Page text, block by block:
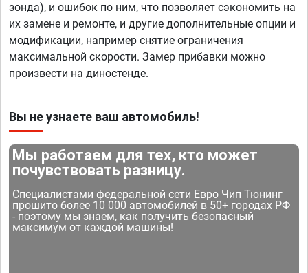
зонда), и ошибок по ним, что позволяет сэкономить на
их замене и ремонте, и другие дополнительные опции и
модификации, например снятие ограничения
максимальной скорости. Замер прибавки можно
произвести на диностенде.
Вы не узнаете ваш автомобиль!
Мы работаем для тех, кто может
почувствовать разницу.
Специалистами федеральной сети Евро Чип Тюнинг
прошито более 10 000 автомобилей в 50+ городах РФ
- поэтому мы знаем, как получить безопасный
максимум от каждой машины!